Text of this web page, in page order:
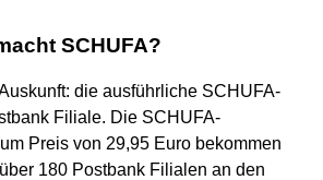
SCHUFA?
die ausführliche SCHUFA-
Filiale. Die SCHUFA-
Preis von 29,95 Euro bekommen
180 Postbank Filialen an den